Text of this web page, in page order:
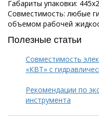
Габариты упаковки:
Совместимость: любые
объемом рабочей
Полезные статьи
Совместимость
«КВТ» с
Рекомендации по
инструмента